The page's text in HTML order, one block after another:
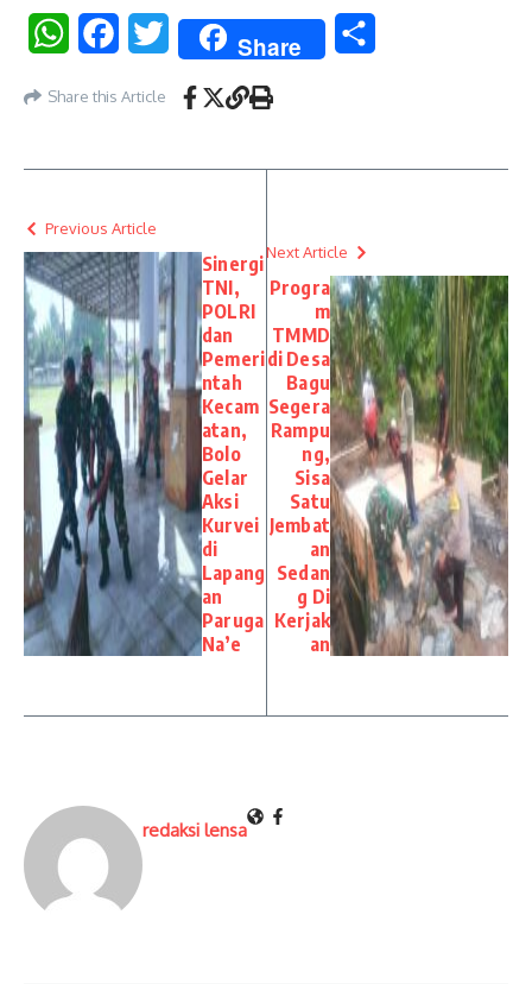
WhatsAppFacebookTwitter Share
Share this Article
Previous Article
Sinergi
TNI,
POLRI
dan
Pemeri
ntah
Kecam
atan,
Bolo
Gelar
Aksi
Kurvei
di
Lapang
an
Paruga
Na’e
Next Article
Progra
m
TMMD
di Desa
Bagu
Segera
Rampu
ng,
Sisa
Satu
Jembat
an
Sedan
g Di
Kerjak
an
redaksi lensa